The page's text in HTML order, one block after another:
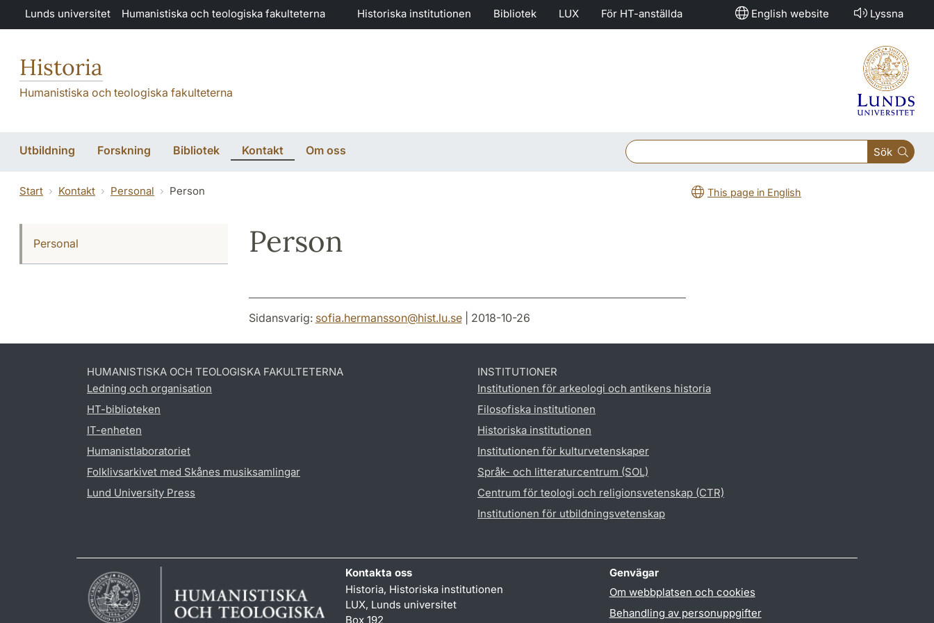
Hoppa till huvudinnehåll
Lunds universitet Humanistiska och teologiska fakulteterna Historiska institutionen Bibliotek LUX För HT-anställda English website Lyssna
Historia
Humanistiska och teologiska fakulteterna
Utbildning Forskning Bibliotek Kontakt Om oss Sök
Start Kontakt Personal Person This page in English
Personal Person
Sidansvarig: sofia.hermansson@hist.lu.se| 2018-10-26
HUMANISTISKA OCH TEOLOGISKA FAKULTETERNA
Ledning och organisation
HT-biblioteken
IT-enheten
Humanistlaboratoriet
Folklivsarkivet med Skånes musiksamlingar
Lund University Press
INSTITUTIONER
Institutionen för arkeologi och antikens historia
Filosofiska institutionen
Historiska institutionen
Institutionen för kulturvetenskaper
Språk- och litteraturcentrum (SOL)
Centrum för teologi och religionsvetenskap (CTR)
Institutionen för utbildningsvetenskap
Kontakta oss
Historia, Historiska institutionen
LUX, Lunds universitet
Box 192
Genvägar
Om webbplatsen och cookies
Behandling av personuppgifter